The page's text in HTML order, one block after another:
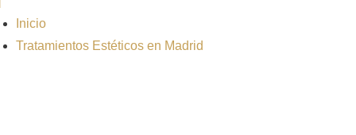
Inicio
Tratamientos Estéticos en Madrid